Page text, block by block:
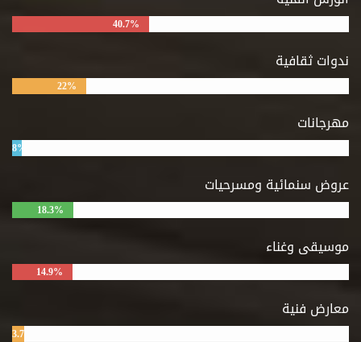
40.7%
ندوات ثقافية
22%
مهرجانات
8%
عروض سنمائية ومسرحيات
18.3%
موسيقى وغناء
14.9%
معارض فنية
3.7%